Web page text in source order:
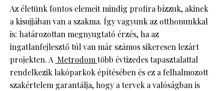
Az életünk fontos elemeit mindig profira bízzuk, akinek
a kisujjában van a szakma. Így vagyunk az otthonunkkal
is: határozottan megnyugtató érzés, ha az
ingatlanfejlesztő túl van már számos sikeresen lezárt
projekten. A Metrodomtöbb évtizedes tapasztalattal
rendelkezik lakóparkok építésében és ez a felhalmozott
szakértelem garantálja, hogy a tervek a valóságban is